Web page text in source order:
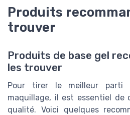
Produits
trouver
Produits de base gel
les trouver
Pour tirer le meilleur parti
maquillage, il est essentiel de
qualité. Voici quelques